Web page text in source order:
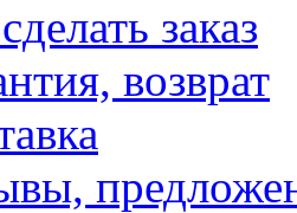
заказ
возврат